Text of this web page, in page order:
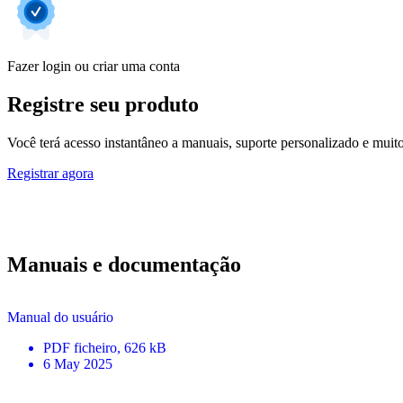
Fazer login ou criar uma conta
Registre seu produto
Você terá acesso instantâneo a manuais, suporte personalizado e
Registrar agora
Manuais e documentação
Manual do usuário
PDF ficheiro, 626 kB
6 May 2025